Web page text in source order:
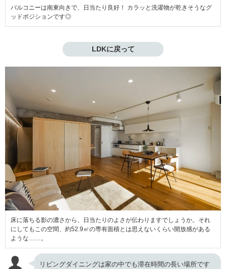
バルコニーは南東向きで、日当たり良好！ カラッと洗濯物が乾きそうなグ
ッドポジションです◎
LDKに戻って
床に落ちる影の濃さから、日当たりのよさが伝わりますでしょうか。それ
にしてもこの空間、約52.9㎡の専有面積とは思えないくらい開放感がある
ような……。
リビングダイニングは家の中でも滞在時間の長い場所です